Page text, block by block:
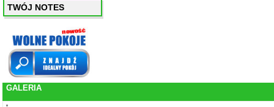
TWÓJ NOTES
GALERIA